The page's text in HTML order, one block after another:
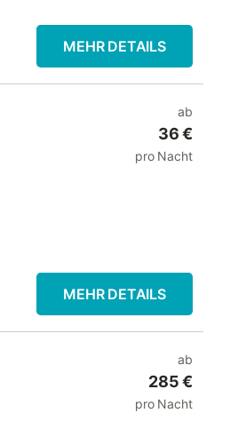
MEHR DETAILS
ab
36 €
pro Nacht
MEHR DETAILS
ab
285 €
pro Nacht